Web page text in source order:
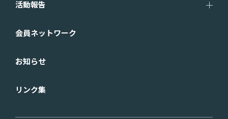
活動報告
会員ネットワーク
お知らせ
リンク集